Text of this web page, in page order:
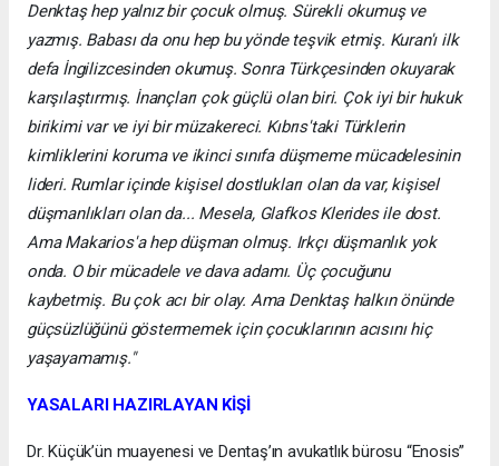
Denktaş hep yalnız bir çocuk olmuş. Sürekli okumuş ve
yazmış. Babası da onu hep bu yönde teşvik etmiş. Kuran'ı ilk
defa İngilizcesinden okumuş. Sonra Türkçesinden okuyarak
karşılaştırmış. İnançları çok güçlü olan biri. Çok iyi bir hukuk
birikimi var ve iyi bir müzakereci. Kıbrıs'taki Türklerin
kimliklerini koruma ve ikinci sınıfa düşmeme mücadelesinin
lideri. Rumlar içinde kişisel dostlukları olan da var, kişisel
düşmanlıkları olan da... Mesela, Glafkos Klerides ile dost.
Ama Makarios'a hep düşman olmuş. Irkçı düşmanlık yok
onda. O bir mücadele ve dava adamı. Üç çocuğunu
kaybetmiş. Bu çok acı bir olay. Ama Denktaş halkın önünde
güçsüzlüğünü göstermemek için çocuklarının acısını hiç
yaşayamamış."
YASALARI HAZIRLAYAN KİŞİ
Dr. Küçük’ün muayenesi ve Dentaş’ın avukatlık bürosu “Enosis”